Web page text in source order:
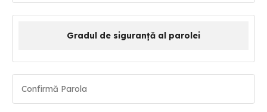
Gradul de siguranță al parolei